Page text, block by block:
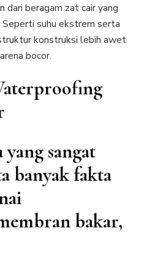
dari beragam zat cair yang
suhu ekstrem serta
konstruksi lebih awet
bocor.
sangat
banyak fakta
bakar,